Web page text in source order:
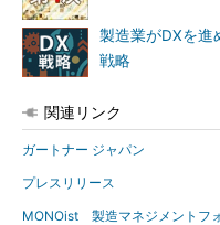
製造業がDXを進
戦略
関連リンク
ガートナー ジャパン
プレスリリース
MONOist 製造マネジメントフ